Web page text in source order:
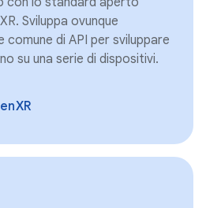
Sviluppa ovunque
comune di API per sviluppare
su una serie di dispositivi.